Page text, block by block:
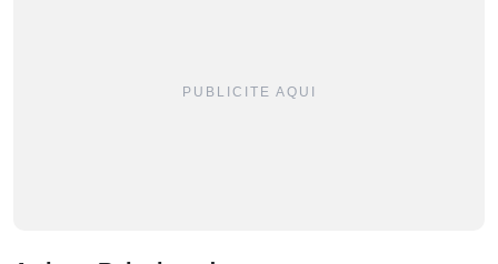
PUBLICITE AQUI